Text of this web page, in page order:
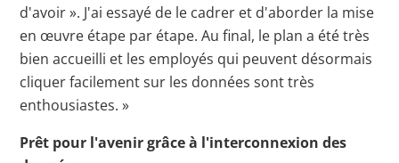
d'avoir ». J'ai essayé de le cadrer et d'aborder la mise
en œuvre étape par étape. Au final, le plan a été très
bien accueilli et les employés qui peuvent désormais
cliquer facilement sur les données sont très
enthousiastes. »
Prêt pour l'avenir grâce à l'interconnexion des